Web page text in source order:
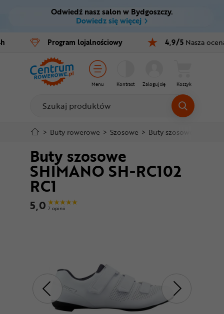
Ctrl M
Menu główne
Informacje o produkcie
Do koszyka
Szczegółowe informacje
Stopka
Odwiedź nasz salon w Bydgoszczy.
Dowiedz się więcej
Program lojalnościowy 4,9/5 Nasza
Menu Kontrast Zaloguj się Koszyk
Rowery
E-bike
Części
Akcesoria
Odzież
Kaski
Buty
Warsztat
Superoferta
> Buty rowerowe > Szosowe > Buty szosowe
Buty szosowe
SHIMANO SH-RC102
RC1
5,0 7 opinii